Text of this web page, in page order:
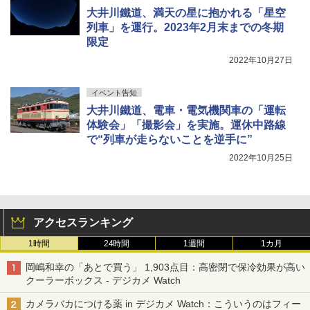
大井川鐵道、満天の星に抱かれる「星空
列車」を運行。2023年2月末までの冬期
限定
2022年10月27日
イベント告知
大井川鐵道、電車・電気機関車の「運転
体験会」「撮影会」を実施。運休中路線
で“列車が走らないことを逆手に”
2022年10月25日
アクセスランキング
1時間 24時間 1週間 1カ月
岡嶋和幸の「あとで買う」 1,903点目：高密閉で保冷効果が高い
クーラーボックス - デジカメ Watch
カメラバカにつける薬 in デジカメ Watch：こういうのはフィー